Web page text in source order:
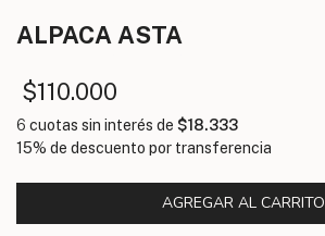
ALPACA
ASTA
$110.000
6 cuotas sin interés de $18.333